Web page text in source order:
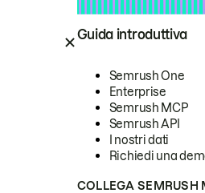
Guida introduttiva
Semrush One
Enterprise
Semrush MCP
Semrush API
I nostri dati
Richiedi una
COLLEGA SEMRUSH